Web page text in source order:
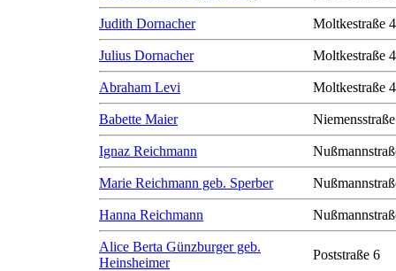
Judith Dornacher Moltkestraße
Julius Dornacher Moltkestraße
Abraham Levi Moltkestraße
Babette Maier
Ignaz Reichmann
Marie Reichmann geb. Sperber
Hanna Reichmann
Alice Berta Günzburger geb.
Heinsheimer
Poststraße 6